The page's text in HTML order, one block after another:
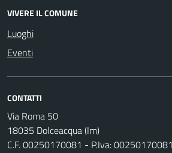
VIVERE IL COMUNE
Luoghi
Eventi
CONTATTI
Via Roma 50
18035 Dolceacqua (Im)
C.F. 00250170081 - P.Iva: 00250170081